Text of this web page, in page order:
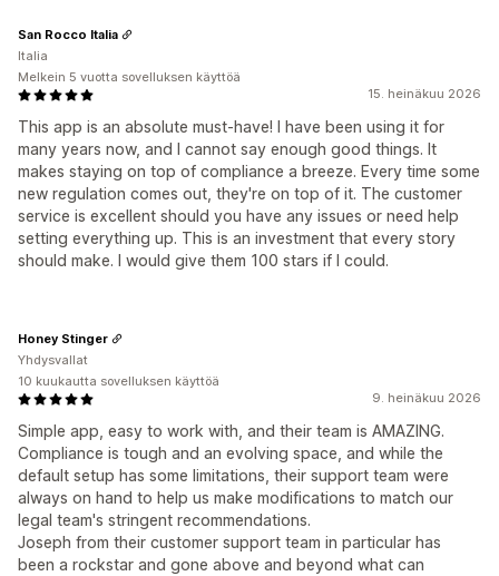
15. heinäkuu 2026
This app is an absolute must-have! I have been using it for
many years now, and I cannot say enough good things. It
makes staying on top of compliance a breeze. Every time some
new regulation comes out, they're on top of it. The customer
service is excellent should you have any issues or need help
setting everything up. This is an investment that every story
should make. I would give them 100 stars if I could.
San Rocco Italia
Italia
Melkein 5 vuotta sovelluksen käyttöä
9. heinäkuu 2026
Simple app, easy to work with, and their team is AMAZING.
Compliance is tough and an evolving space, and while the
default setup has some limitations, their support team were
always on hand to help us make modifications to match our
legal team's stringent recommendations.
Joseph from their customer support team in particular has
been a rockstar and gone above and beyond what can
Honey Stinger
Yhdysvallat
10 kuukautta sovelluksen käyttöä